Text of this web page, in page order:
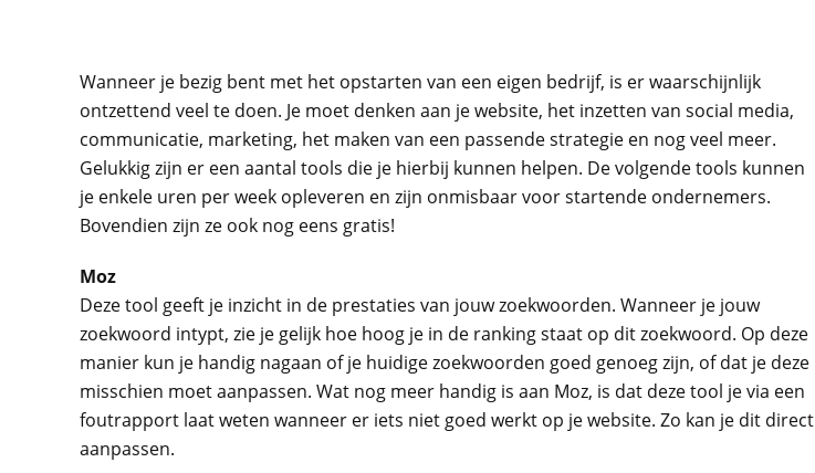
Wanneer je bezig bent met het opstarten van een eigen bedrijf, is er waarschijnlijk
ontzettend veel te doen. Je moet denken aan je website, het inzetten van social media,
communicatie, marketing, het maken van een passende strategie en nog veel meer.
Gelukkig zijn er een aantal tools die je hierbij kunnen helpen. De volgende tools kunnen
je enkele uren per week opleveren en zijn onmisbaar voor startende ondernemers.
Bovendien zijn ze ook nog eens gratis!
Moz
Deze tool geeft je inzicht in de prestaties van jouw zoekwoorden. Wanneer je jouw
zoekwoord intypt, zie je gelijk hoe hoog je in de ranking staat op dit zoekwoord. Op deze
manier kun je handig nagaan of je huidige zoekwoorden goed genoeg zijn, of dat je deze
misschien moet aanpassen. Wat nog meer handig is aan Moz, is dat deze tool je via een
foutrapport laat weten wanneer er iets niet goed werkt op je website. Zo kan je dit direct
aanpassen.